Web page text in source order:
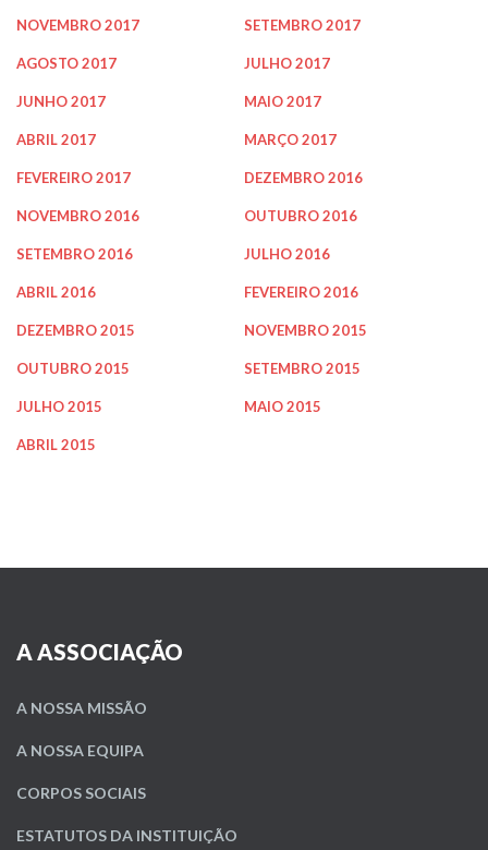
NOVEMBRO 2017 SETEMBRO 2017
AGOSTO 2017 JULHO 2017
JUNHO 2017 MAIO 2017
ABRIL 2017 MARÇO 2017
FEVEREIRO 2017 DEZEMBRO 2016
NOVEMBRO 2016 OUTUBRO 2016
SETEMBRO 2016 JULHO 2016
ABRIL 2016 FEVEREIRO 2016
DEZEMBRO 2015 NOVEMBRO 2015
OUTUBRO 2015 SETEMBRO 2015
JULHO 2015 MAIO 2015
ABRIL 2015
A ASSOCIAÇÃO
A NOSSA MISSÃO
A NOSSA EQUIPA
CORPOS SOCIAIS
ESTATUTOS DA INSTITUIÇÃO